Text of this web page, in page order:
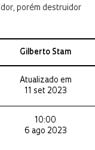
porém destruidor
Gilberto Stam
Atualizado em
11 set 2023
10:00
6 ago 2023